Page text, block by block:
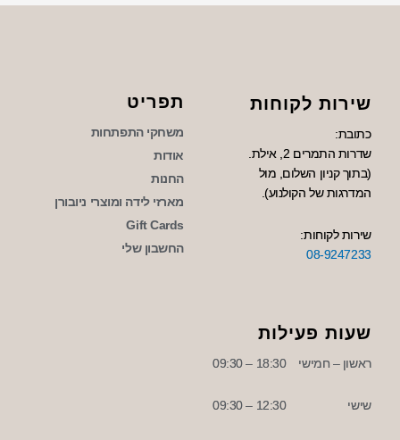
שירות לקוחות
כתובת:
שדרות התמרים 2, אילת.
(בתוך קניון השלום, מול
המדרגות של הקולנוע).
שירות לקוחות:
08-9247233
תפריט
משחקי התפתחות
אודות
החנות
מארזי לידה ומוצרי ניובורן
Gift Cards
החשבון שלי
שעות פעילות
ראשון – חמישי
שישי
18:30 – 09:30
12:30 – 09:30